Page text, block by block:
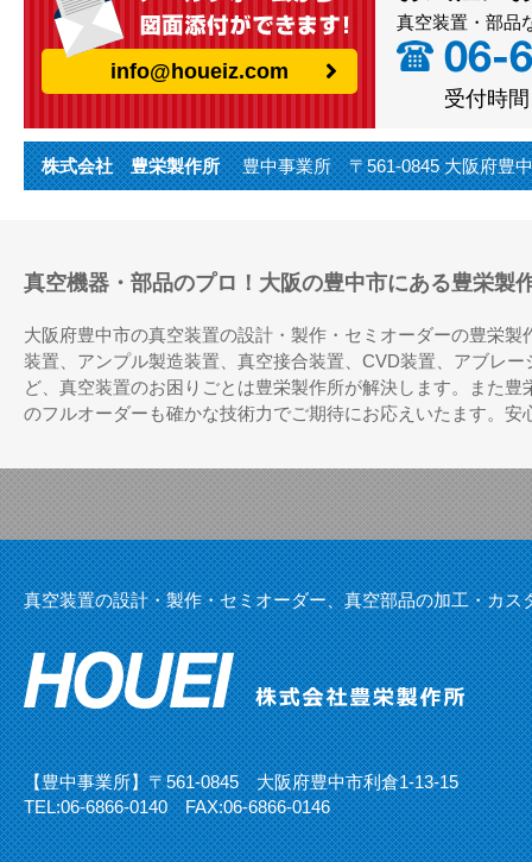
info@houeiz.com
真空装置・部品
受付時
株式会社 豊栄製作所 豊中事業所 〒561-0845 大阪府豊
真空機器・部品のプロ！大阪の豊中市にある豊栄製
大阪府豊中市の真空装置の設計・製作・セミオーダーの豊栄
装置、アンプル製造装置、真空接合装置、CVD装置、アブレ
ど、真空装置のお困りごとは豊栄製作所が解決します。また
のフルオーダーも確かな技術力でご期待にお応えいたます。
真空装置の設計・製作・セミオーダー、真空部品の加工・カ
【豊中事業所】〒561-0845 大阪府豊中市利倉1-13-15
TEL:06-6866-0140FAX:06-6866-0146